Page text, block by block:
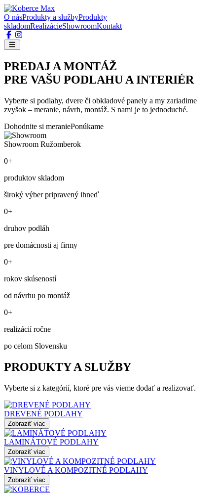
O násProdukty a službyProdukty
skladomRealizácieShowroomKontakt
PREDAJ A MONTÁŽ
PRE VAŠU PODLAHU A INTERIÉR
Vyberte si podlahy, dvere či obkladové panely a my zariadime
zvyšok – meranie, návrh, montáž. S nami je to jednoduché.
Dohodnite si meraniePonúkame
Showroom Ružomberok
0+
produktov skladom
široký výber pripravený ihneď
0+
druhov podláh
pre domácnosti aj firmy
0+
rokov skúseností
od návrhu po montáž
0+
realizácií ročne
po celom Slovensku
PRODUKTY A SLUŽBY
Vyberte si z kategórií, ktoré pre vás vieme dodať a realizovať.
DREVENÉ PODLAHY
Zobraziť viac
LAMINÁTOVÉ PODLAHY
Zobraziť viac
VINYLOVÉ A KOMPOZITNÉ PODLAHY
Zobraziť viac